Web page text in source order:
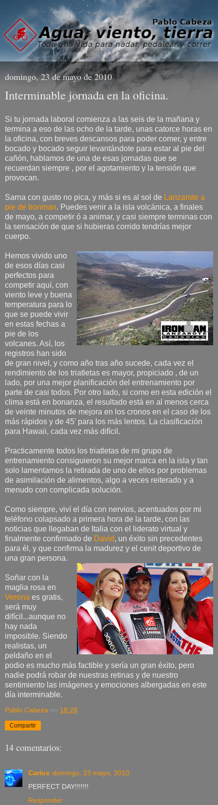
domingo, 23 de mayo de 2010
Interminable jornada en la oficina.
Si tu jornada laboral comienza a las seis de la mañana y
termina a eso de las ocho de la tarde, unas catorce horas en
la oficina, con breves descansos para poder comer, y entre
bocado y bocado seguir levantándote para estar al pie del
cañón, hablamos de una de esas jornadas que se
recuerdan siempre , por el agotamiento y la tensión que
provocan.
Sarna con gusto no pica, y más si es al sol de Lanzarote a
pie de Ironman. Puedes venir a la isla volcánica, a finales
de mayo, a competir ó a animar, y casi siempre terminas con
la sensación de que si hubieras corrido tendrías mejor
cuerpo.
Hemos vivido uno
de esos días casi
perfectos para
competir aquí, con
viento leve y buena
temperatura para lo
que se puede vivir
en estas fechas a
pie de los
volcanes. Así, los
registros han sido
de gran nivel, y como año tras año sucede, cada vez el
rendimiento de los triatletas es mayor, propiciado , de un
lado, por una mejor planificación del entrenamiento por
parte de casi todos. Por otro lado, si como en esta edición el
clima está en bonanza, el resultado está en al menos cerca
de veinte minutos de mejora en los cronos en el caso de los
más rápidos y de 45' para los más lentos. La clasificación
para Hawaii, cada vez más difícil.
Practicamente todos los triatletas de mi grupo de
entrenamiento consiguieron su mejor marca en la isla y tan
solo lamentamos la retirada de uno de ellos por problemas
de asimilación de alimentos, algo a veces reiterado y a
menudo con complicada solución.
Como siempre, viví el día con nervios, acentuados por mi
teléfono colapsado a primera hora de la tarde, con las
noticias que llegaban de Italia con el liderato virtual y
finalmente confirmado de David, un éxito sin precedentes
para él, y que confirma la madurez y el cenit deportivo de
una gran persona.
Soñar con la
maglia rosa en
Verona es gratis,
será muy
difícil...aunque no
hay nada
imposible. Siendo
realistas, un
peldaño en el
podio es mucho más factible y sería un gran éxito, pero
nadie podrá robar de nuestras retinas y de nuestro
sentimiento las imágenes y emociones albergadas en este
día interminable.
Pablo Cabeza en 18:28
Compartir
14 comentarios:
Carlos domingo, 23 mayo, 2010
PERFECT DAY!!!!!!!
Responder